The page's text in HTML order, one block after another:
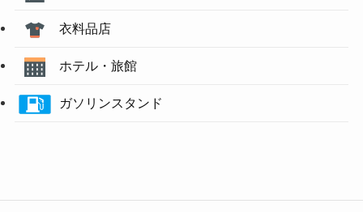
衣料品店
ホテル・旅館
ガソリンスタンド